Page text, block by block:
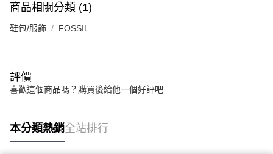
商品相關分類 (1)
鞋包/服飾 FOSSIL
評價
喜歡這個商品嗎？購買後給他一個好評吧
本分類熱銷全站排行